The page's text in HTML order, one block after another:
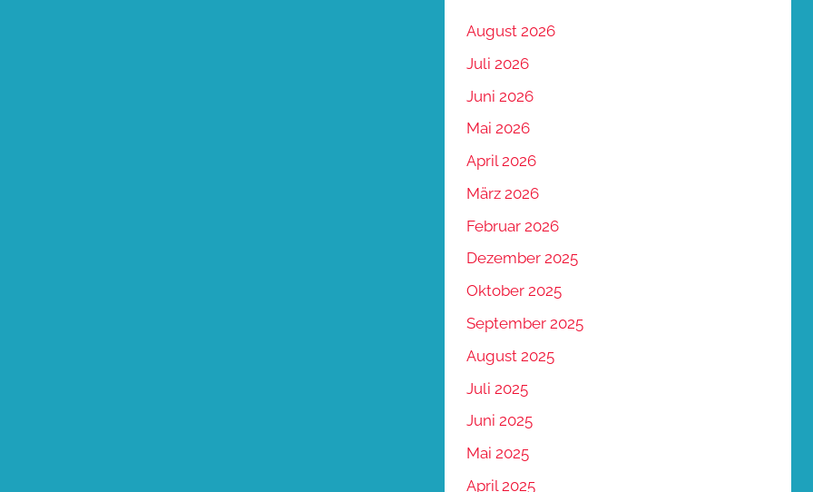
August 2026
Juli 2026
Juni 2026
Mai 2026
April 2026
März 2026
Februar 2026
Dezember 2025
Oktober 2025
September 2025
August 2025
Juli 2025
Juni 2025
Mai 2025
April 2025